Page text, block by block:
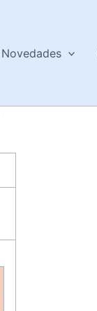
Novedades